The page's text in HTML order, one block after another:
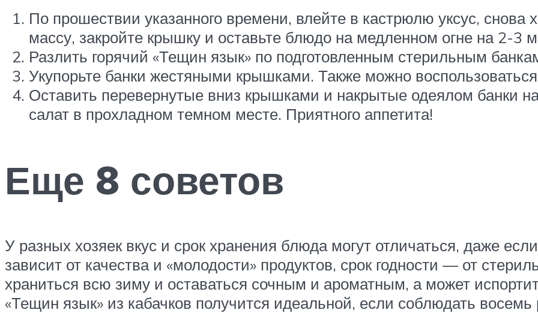
По прошествии указанного времени, влейте в кастрюлю уксус,
массу, закройте крышку и оставьте блюдо на медленном огне на 2-3
Разлить горячий «Тещин язык» по подготовленным стерильным
Укупорьте банки жестяными крышками. Также можно
Оставить перевернутые вниз крышками и накрытые одеялом банки
салат в прохладном темном месте. Приятного аппетита!
Еще 8 советов
У разных хозяек вкус и срок хранения блюда могут отличаться, даже
зависит от качества и «молодости» продуктов, срок годности — от
храниться всю зиму и оставаться сочным и ароматным, а может
«Тещин язык» из кабачков получится идеальной, если соблюдать восемь